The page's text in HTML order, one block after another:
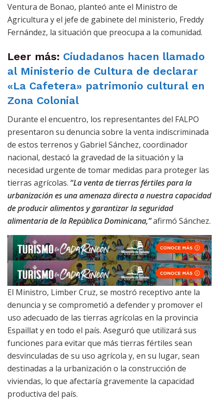
Ventura de Bonao, planteó ante el Ministro de
Agricultura y el jefe de gabinete del ministerio, Freddy
Fernández, la situación que preocupa a la comunidad.
Leer más: Ciudadanos hacen llamado
al Ministerio de Cultura de declarar
«La Cafetera» patrimonio cultural en
Zona Colonial
Durante el encuentro, los representantes del FALPO
presentaron su denuncia sobre la venta indiscriminada
de estos terrenos y Gabriel Sánchez, coordinador
nacional, destacó la gravedad de la situación y la
necesidad urgente de tomar medidas para proteger las
tierras agrícolas. “La venta de tierras fértiles para la
urbanización es una amenaza directa a nuestra capacidad
de producir alimentos y garantizar la seguridad
alimentaria de la República Dominicana,”afirmó Sánchez.
El Ministro, Limber Cruz, se mostró receptivo ante la
denuncia y se comprometió a defender y promover el
uso adecuado de las tierras agrícolas en la provincia
Espaillat y en todo el país. Aseguró que utilizará sus
funciones para evitar que más tierras fértiles sean
desvinculadas de su uso agrícola y, en su lugar, sean
destinadas a la urbanización o la construcción de
viviendas, lo que afectaría gravemente la capacidad
productiva del país.